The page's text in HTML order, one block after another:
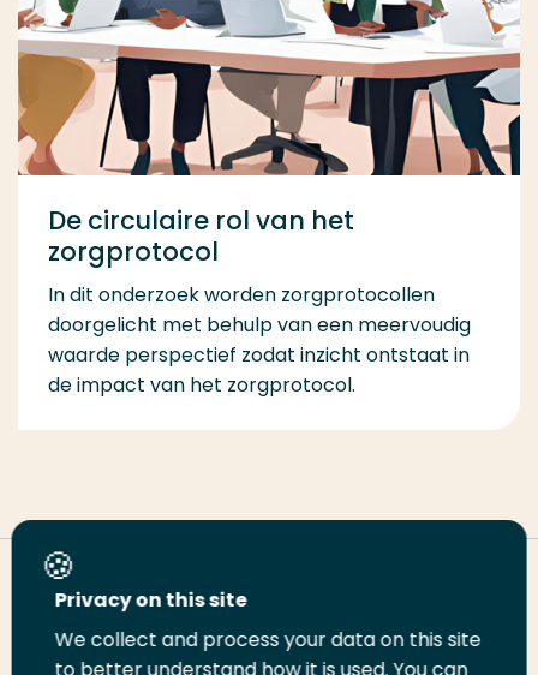
De circulaire rol van het
zorgprotocol
In dit onderzoek worden zorgprotocollen
doorgelicht met behulp van een meervoudig
waarde perspectief zodat inzicht ontstaat in
de impact van het zorgprotocol.
Deel deze pagina
Privacy on this site
We collect and process your data on this site